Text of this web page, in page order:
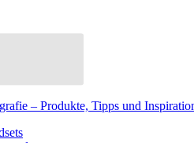
– Produkte, Tipps und